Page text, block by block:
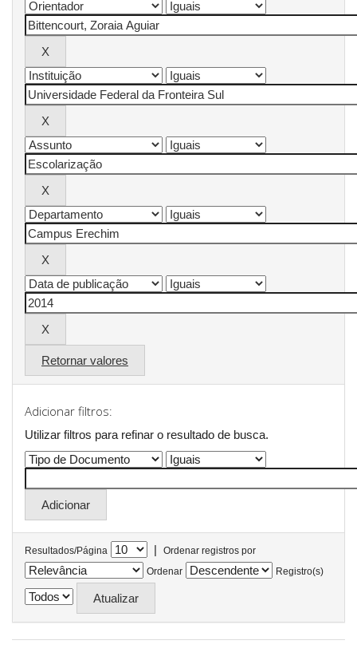
Retornar valores
Adicionar filtros:
Utilizar filtros para refinar o resultado de busca.
Resultados/Página |
Ordenar registros por
Ordenar
Registro(s)